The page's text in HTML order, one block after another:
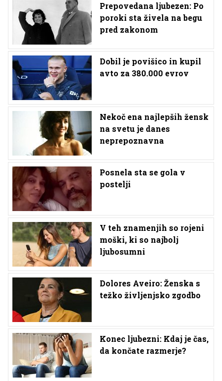
Prepovedana ljubezen: Po
poroki sta živela na begu
pred zakonom
Dobil je povišico in kupil
avto za 380.000 evrov
Nekoč ena najlepših žensk
na svetu je danes
neprepoznavna
Posnela sta se gola v
postelji
V teh znamenjih so rojeni
moški, ki so najbolj
ljubosumni
Dolores Aveiro: Ženska s
težko življenjsko zgodbo
Konec ljubezni: Kdaj je čas,
da končate razmerje?